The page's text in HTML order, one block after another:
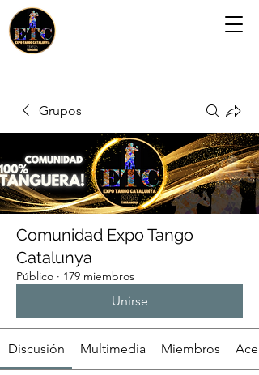
Grupos
Comunidad Expo Tango
Catalunya
Público · 179 miembros
Unirse
Discusión Multimedia Miembros